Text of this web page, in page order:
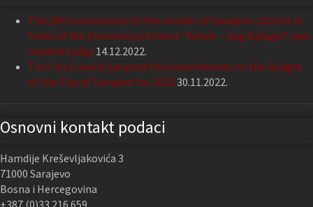
The 29th anniversary of the murder of Sarajevo citizens in
front of the Elementary School “Safvet – beg Bašagić” was
marked today 14.12.2022.
The City Council adopted the Amendments to the Budget
of the City of Sarajevo for 202230.11.2022.
Osnovni kontakt podaci
Hamdije Kreševljakovića 3
71000 Sarajevo
Bosna i Hercegovina